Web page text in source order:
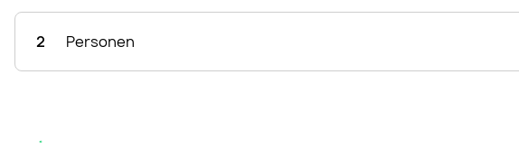
2 Personen